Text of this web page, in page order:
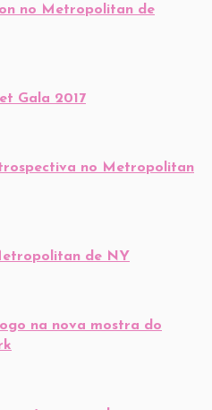
no Metropolitan de
Gala 2017
no Metropolitan
de NY
na nova mostra do